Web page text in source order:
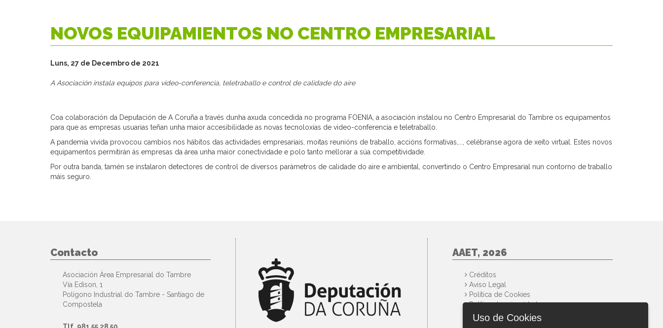
NOVOS EQUIPAMIENTOS NO CENTRO EMPRESARIAL
Luns, 27 de Decembro de 2021
A Asociación instala equipos para video-conferencia, teletraballo e control de calidade do aire
Coa colaboración da Deputación de A Coruña a través dunha axuda concedida no programa FOENIA, a asociación instalou no Centro Empresarial do Tambre os equipamentos
para que as empresas usuarias teñan unha maior accesibilidade as novas tecnoloxías de video-conferencia e teletraballo.
A pandemia vivida provocou cambios nos hábitos das actividades empresariais, moitas reunións de traballo, accións formativas,..., celébranse agora de xeito virtual. Estes novos
equipamentos permitirán ás empresas da área unha maior conectividade e polo tanto mellorar a súa competitividade.
Por outra banda, tamén se instalaron detectores de control de diversos parámetros de calidade do aire e ambiental, convertindo o Centro Empresarial nun contorno de traballo
máis seguro.
Contacto
Asociación Área Empresarial do Tambre
Vía Edison, 1
Polígono Industrial do Tambre - Santiago de
Compostela
AAET, 2026
Créditos
Aviso Legal
Política de Cookies
Política de privacidad
Uso de Cookies